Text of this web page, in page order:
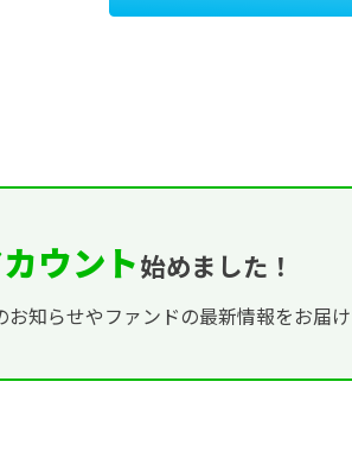
ウント始めました！
知らせやファンドの最新情報をお届け